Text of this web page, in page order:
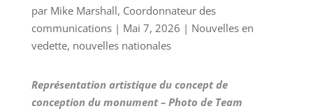
par Mike Marshall, Coordonnateur des
communications| Mai 7, 2026 | Nouvelles en
vedette, nouvelles nationales
Représentation artistique du concept de
conception du monument – Photo de Team